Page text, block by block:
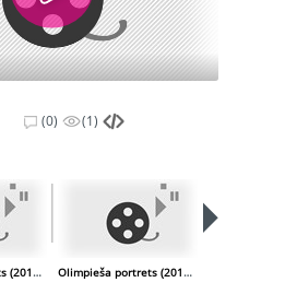
(0) (1)
Olimpieša portrets (2012-07-14) Olimpieša portrets (2012-07-16)